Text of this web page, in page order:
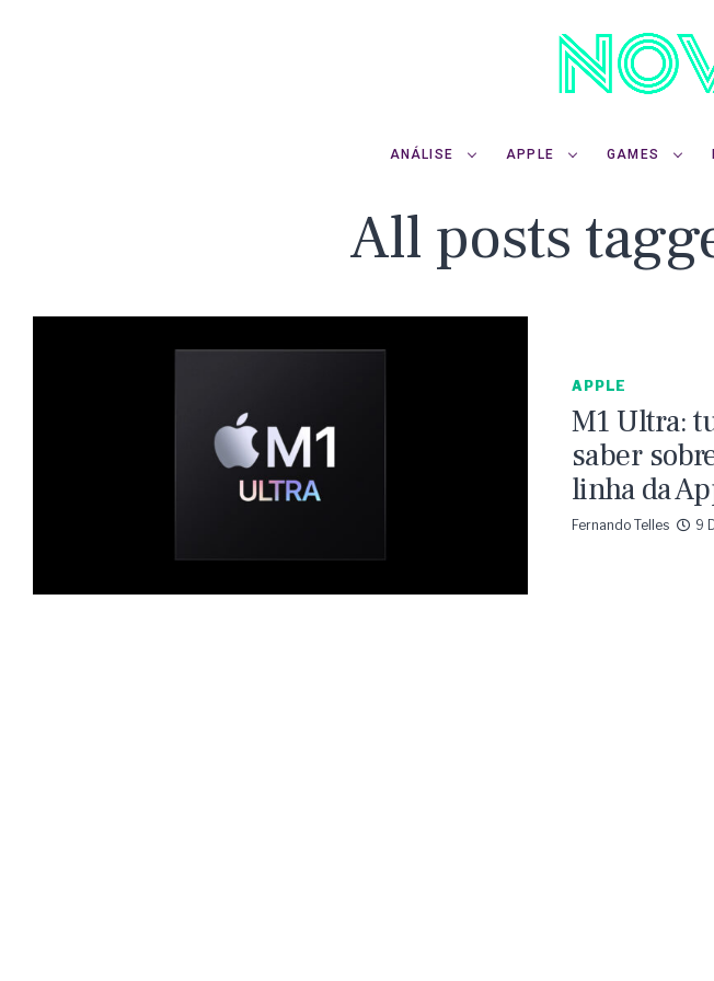
ANÁLISE APPLE GAMES
All posts
APPLE
M1 Ultra:
saber
linha da
Fernando Telles 9